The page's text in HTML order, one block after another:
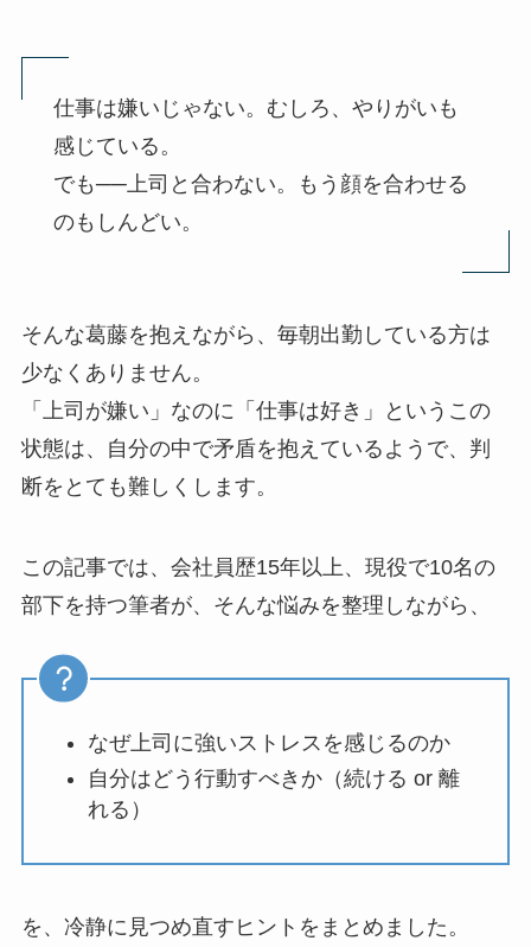
仕事は嫌いじゃない。むしろ、やりがいも
感じている。
でも──上司と合わない。もう顔を合わせる
のもしんどい。
そんな葛藤を抱えながら、毎朝出勤している方は
少なくありません。
「上司が嫌い」なのに「仕事は好き」というこの
状態は、自分の中で矛盾を抱えているようで、判
断をとても難しくします。
この記事では、会社員歴15年以上、現役で10名の
部下を持つ筆者が、そんな悩みを整理しながら、
なぜ上司に強いストレスを感じるのか
自分はどう行動すべきか（続ける or 離
れる）
を、冷静に見つめ直すヒントをまとめました。